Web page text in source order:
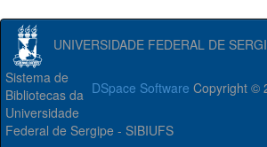
UNIVERSIDADE FEDERAL DE
DSpace Software Copyright ©
Sistema de
Bibliotecas da
Universidade
Federal de Sergipe - SIBIUFS